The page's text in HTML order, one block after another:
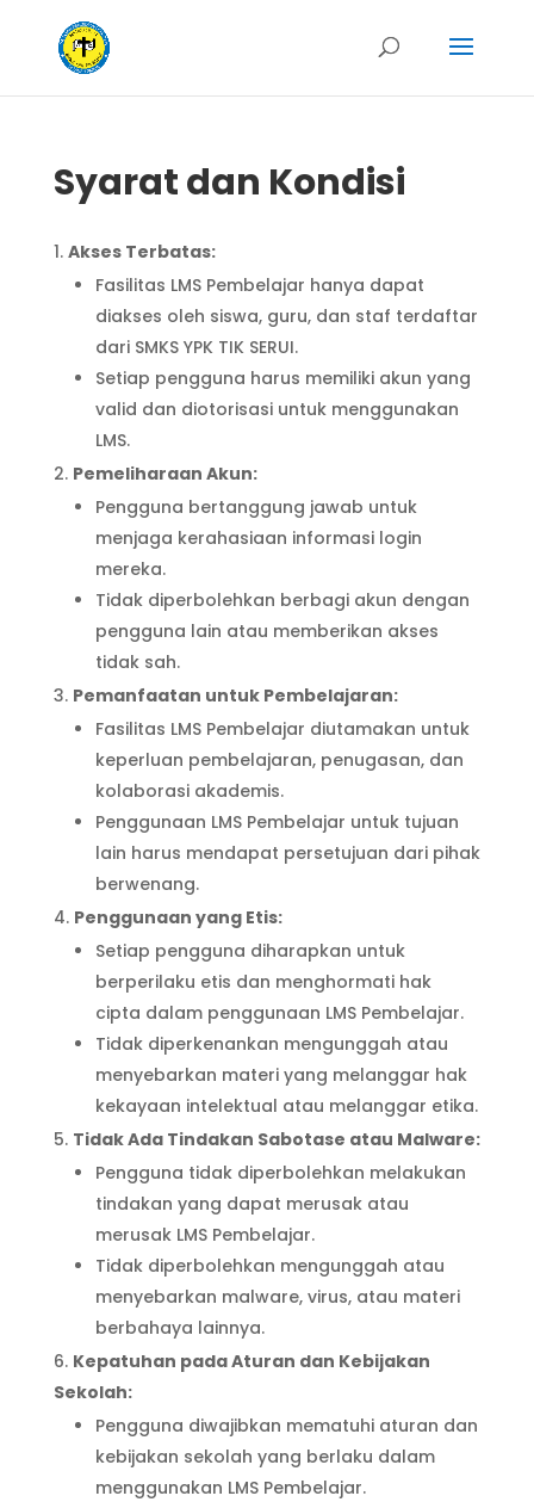
Syarat dan Kondisi
Akses Terbatas:
Fasilitas LMS Pembelajar hanya dapat
diakses oleh siswa, guru, dan staf terdaftar
dari SMKS YPK TIK SERUI.
Setiap pengguna harus memiliki akun yang
valid dan diotorisasi untuk menggunakan
LMS.
Pemeliharaan Akun:
Pengguna bertanggung jawab untuk
menjaga kerahasiaan informasi login
mereka.
Tidak diperbolehkan berbagi akun dengan
pengguna lain atau memberikan akses
tidak sah.
Pemanfaatan untuk Pembelajaran:
Fasilitas LMS Pembelajar diutamakan untuk
keperluan pembelajaran, penugasan, dan
kolaborasi akademis.
Penggunaan LMS Pembelajar untuk tujuan
lain harus mendapat persetujuan dari pihak
berwenang.
Penggunaan yang Etis:
Setiap pengguna diharapkan untuk
berperilaku etis dan menghormati hak
cipta dalam penggunaan LMS Pembelajar.
Tidak diperkenankan mengunggah atau
menyebarkan materi yang melanggar hak
kekayaan intelektual atau melanggar etika.
Tidak Ada Tindakan Sabotase atau Malware:
Pengguna tidak diperbolehkan melakukan
tindakan yang dapat merusak atau
merusak LMS Pembelajar.
Tidak diperbolehkan mengunggah atau
menyebarkan malware, virus, atau materi
berbahaya lainnya.
Kepatuhan pada Aturan dan Kebijakan
Sekolah:
Pengguna diwajibkan mematuhi aturan dan
kebijakan sekolah yang berlaku dalam
menggunakan LMS Pembelajar.